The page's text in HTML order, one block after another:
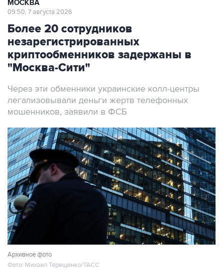
МОСКВА
09:50, 7 августа 2026
Более 20 сотрудников
незарегистрированных
криптообменников задержаны в
"Москва-Сити"
Через эти обменники украинские колл-центры
легализовывали деньги жертв телефонных
мошенников, заявили в ФСБ
Архивное фото
Фото: Михаил Терещенко/ТАСС